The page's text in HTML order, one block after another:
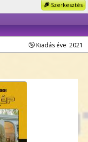
Szerkesztés
Kiadás éve: 2021